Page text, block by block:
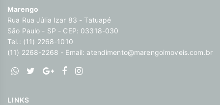
Marengo
Rua Rua Júlia Izar 83 - Tatuapé
São Paulo - SP - CEP: 03318-030
Tel.: (11) 2268-1010
(11) 2268-2268 - Email: atendimento@marengoimoveis.com.br
LINKS